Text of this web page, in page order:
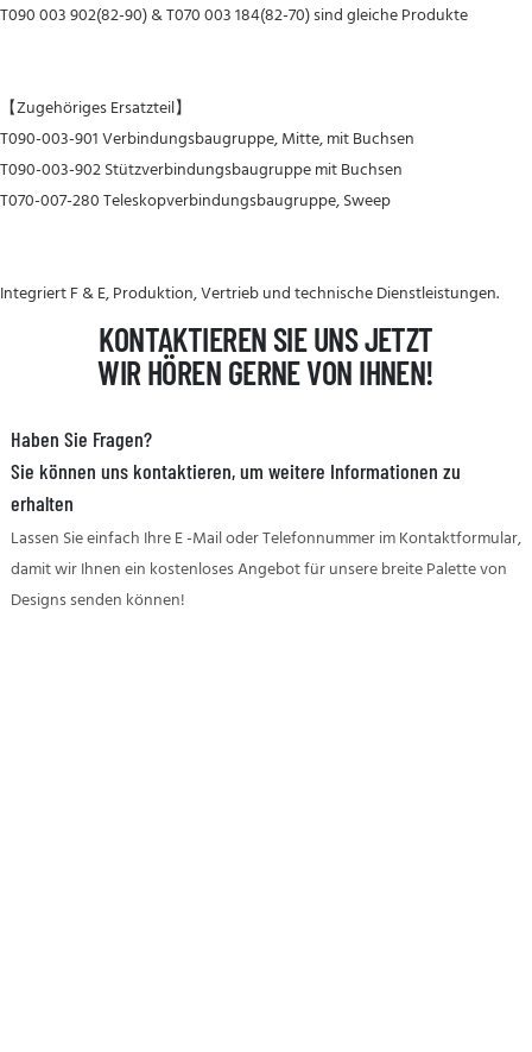
T090 003 902(82-90) & T070 003 184(82-70) sind gleiche Produkte
【Zugehöriges Ersatzteil】
T090-003-901 Verbindungsbaugruppe, Mitte, mit Buchsen
T090-003-902 Stützverbindungsbaugruppe mit Buchsen
T070-007-280 Teleskopverbindungsbaugruppe, Sweep
Integriert F & E, Produktion, Vertrieb und technische Dienstleistungen.
KONTAKTIEREN SIE UNS JETZT
WIR HÖREN GERNE VON IHNEN!
Haben Sie Fragen?
Sie können uns kontaktieren, um weitere Informationen zu
erhalten
Lassen Sie einfach Ihre E -Mail oder Telefonnummer im Kontaktformular,
damit wir Ihnen ein kostenloses Angebot für unsere breite Palette von
Designs senden können!